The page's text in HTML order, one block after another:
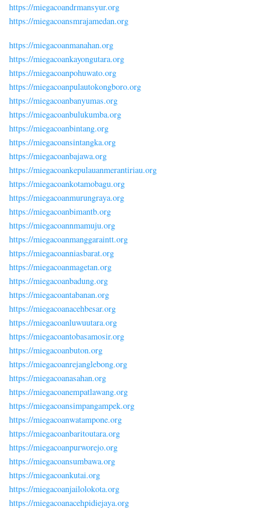
https://miegacoandrmansyur.org
https://miegacoansmrajamedan.org
https://miegacoanmanahan.org
https://miegacoankayongutara.org
https://miegacoanpohuwato.org
https://miegacoanpulautokongboro.org
https://miegacoanbanyumas.org
https://miegacoanbulukumba.org
https://miegacoanbintang.org
https://miegacoansintangka.org
https://miegacoanbajawa.org
https://miegacoankepulauanmerantiriau.org
https://miegacoankotamobagu.org
https://miegacoanmurungraya.org
https://miegacoanbimantb.org
https://miegacoannmamuju.org
https://miegacoanmanggaraintt.org
https://miegacoanniasbarat.org
https://miegacoanmagetan.org
https://miegacoanbadung.org
https://miegacoantabanan.org
https://miegacoanacehbesar.org
https://miegacoanluwuutara.org
https://miegacoantobasamosir.org
https://miegacoanbuton.org
https://miegacoanrejanglebong.org
https://miegacoanasahan.org
https://miegacoanempatlawang.org
https://miegacoansimpangampek.org
https://miegacoanwatampone.org
https://miegacoanbaritoutara.org
https://miegacoanpurworejo.org
https://miegacoansumbawa.org
https://miegacoankutai.org
https://miegacoanjailolokota.org
https://miegacoanacehpidiejaya.org